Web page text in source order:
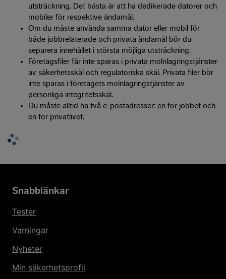
utsträckning. Det bästa är att ha dedikerade datorer och
mobiler för respektive ändamål.
Om du måste använda samma dator eller mobil för
både jobbrelaterade och privata ändamål bör du
separera innehållet i största möjliga utsträckning.
Företagsfiler får inte sparas i privata molnlagringstjänster
av säkerhetsskäl och regulatoriska skäl. Privata filer bör
inte sparas i företagets molnlagringstjänster av
personliga integritetsskäl.
Du måste alltid ha två e-postadresser: en för jobbet och
en för privatlivet.
Snabblänkar
Tester
Varningar
Nyheter
Min säkerhetsprofil